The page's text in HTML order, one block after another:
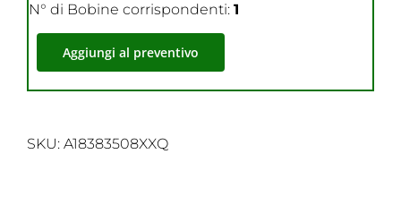
N° di Bobine corrispondenti: 1
Aggiungi al preventivo
SKU: A18383508XXQ